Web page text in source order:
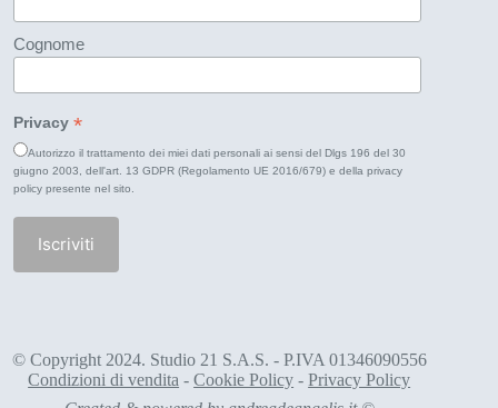
Cognome
Privacy *
Autorizzo il trattamento dei miei dati personali ai sensi del Dlgs 196 del 30
giugno 2003, dell'art. 13 GDPR (Regolamento UE 2016/679) e della privacy
policypresente nel sito.
© Copyright 2024. Studio 21 S.A.S. - P.IVA 01346090556
Condizioni di vendita -Cookie Policy -Privacy Policy